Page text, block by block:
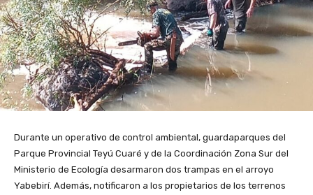
Durante un operativo de control ambiental, guardaparques del
Parque Provincial Teyú Cuaré y de la Coordinación Zona Sur del
Ministerio de Ecología desarmaron dos trampas en el arroyo
Yabebirí. Además, notificaron a los propietarios de los terrenos